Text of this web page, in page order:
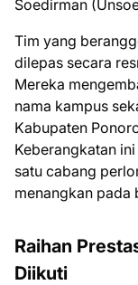
Soedirman
Tim yang
dilepas secara
Mereka
nama kampus
Kabupaten
Keberangkatan
satu cabang
menangkan pada
Raihan
Diikuti